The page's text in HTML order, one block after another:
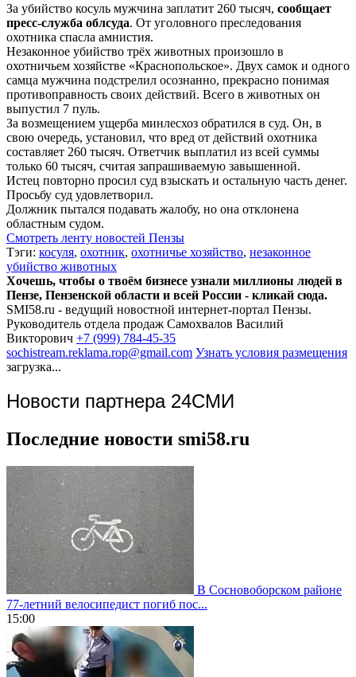
За убийство косуль мужчина заплатит 260 тысяч, сообщает
пресс-служба облсуда. От уголовного преследования
охотника спасла амнистия.
Незаконное убийство трёх животных произошло в
охотничьем хозяйстве «Краснопольское». Двух самок и одного
самца мужчина подстрелил осознанно, прекрасно понимая
противоправность своих действий. Всего в животных он
выпустил 7 пуль.
За возмещением ущерба минлесхоз обратился в суд. Он, в
свою очередь, установил, что вред от действий охотника
составляет 260 тысяч. Ответчик выплатил из всей суммы
только 60 тысяч, считая запрашиваемую завышенной.
Истец повторно просил суд взыскать и остальную часть денег.
Просьбу суд удовлетворил.
Должник пытался подавать жалобу, но она отклонена
областным судом.
Смотреть ленту новостей Пензы
Тэги: косуля, охотник, охотничье хозяйство, незаконное
убийство животных
Хочешь, чтобы о твоём бизнесе узнали миллионы людей в
Пензе, Пензенской области и всей России - кликай сюда.
SMI58.ru - ведущий новостной интернет-портал Пензы.
Руководитель отдела продаж Самохвалов Василий
Викторович +7 (999) 784-45-35
sochistream.reklama.rop@gmail.com Узнать условия размещения
загрузка...
Новости партнера 24СМИ
Последние новости smi58.ru
В Сосновоборском районе
77-летний велосипедист погиб пос...
15:00